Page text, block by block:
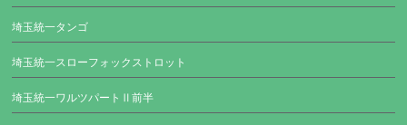
埼玉統一タンゴ
埼玉統一スローフォックストロット
埼玉統一ワルツパートⅡ前半